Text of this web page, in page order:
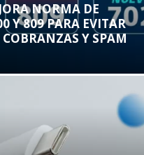
NORMA DE
Y 809 PARA EVITAR
Y SPAM